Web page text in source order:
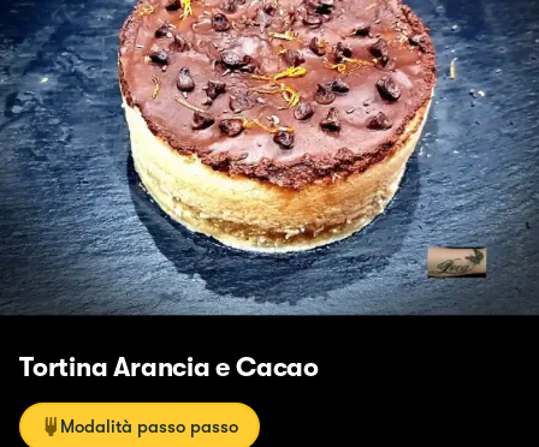
Tortina Arancia e Cacao
Modalità passo passo